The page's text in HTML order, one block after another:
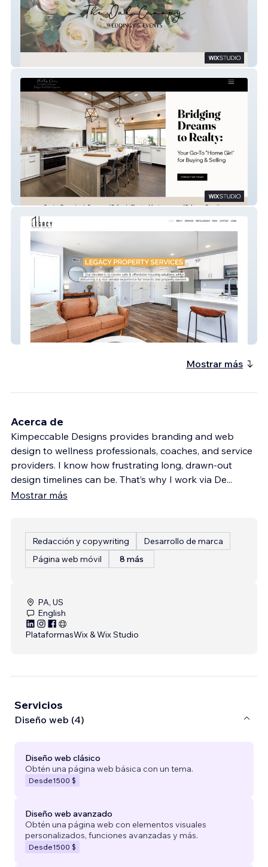
Real Estate by Molly
Legacy Property Services
Mostrar más
Acerca de
Kimpeccable Designs provides branding and web
design to wellness professionals, coaches, and service
providers. I know how frustrating long, drawn-out
design timelines can be. That’s why I work via De...
Mostrar más
Redacción y copywriting
Desarrollo de marca
Página web móvil
8 más
PA, US
English
PlataformasWix & Wix Studio
Servicios
Diseño web (4)
Diseño web clásico
Obtén una página web básica con un tema.
Desde1500 $
Diseño web avanzado
Obtén una página web con elementos visuales
personalizados, funciones avanzadas y más.
Desde1500 $